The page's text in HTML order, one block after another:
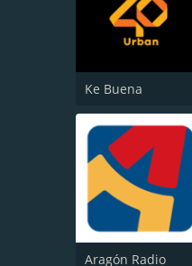
Ke Buena
Aragón Radio